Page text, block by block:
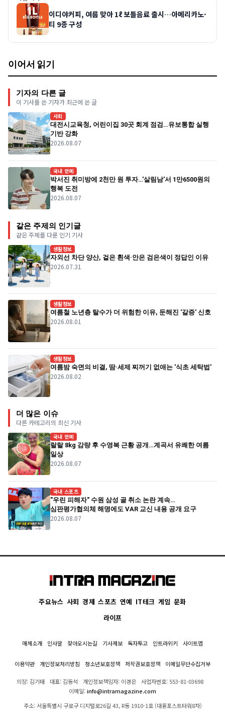
이디야커피, 여름 맞아 1ℓ 보틀음료 출시…아메리카노·
티 9종 구성
이어서 읽기
기자의 다른 글
이 기사를 쓴 기자가 최근에 쓴 글
사회
대전시교육청, 어린이집 30곳 회계 점검…유보통합 실행
기반 강화
2026.08.07
국내 연예
박서진 취미방에 2천만 원 투자…'살림남'서 1만6500원의
행복 도전
2026.08.07
같은 주제의 인기글
같은 주제를 다룬 인기 기사
생활정보
자외선 차단 양산, 겉은 흰색·안은 검은색이 정답인 이유
2026.07.31
생활정보
여름철 노년층 탈수가 더 위험한 이유, 둔해진 '갈증' 신호
2026.08.01
생활정보
여름밤 숙면의 비결, 땀·세제 찌꺼기 없애는 '식초 세탁법'
2026.08.02
더 많은 이슈
다른 카테고리의 최신 기사
국내 연예
랄랄 8kg 감량 후 수영복 근황 공개…계곡서 유쾌한 여름
일상
2026.08.07
국내 스포츠
"우린 피해자" 수원 삼성 골 취소 논란 계속…
심판평가협의체 해명에도 VAR 교신 내용 공개 요구
2026.08.07
주요뉴스 사회 경제 스포츠 연예 IT테크 게임 문화
라이프
매체소개 인사말 찾아오시는길 기사제보 독자투고 인트라위키 사이트맵
이용약관 개인정보처리방침 청소년보호정책 저작권보호정책 이메일무단수집거부
의장: 김기태 대표: 김동석 개인정보책임자: 이경은
사업자번호: 553-81-03698
이메일:info@intramagazine.com
주소: 서울특별시 구로구 디지털로26길 43, R동 1910-1호 (대륭포스트타워8차)